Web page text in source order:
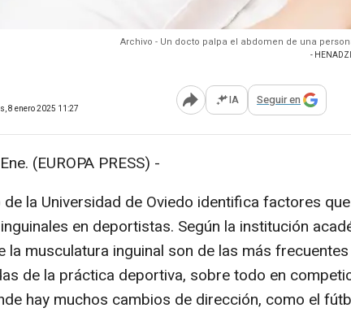
Archivo - Un docto palpa el abdomen de una
-
8 enero 2025 11:27 Abrir opciones para
IA Seguir en
(EUROPA PRESS) -
de la Universidad de Oviedo identifica factores
en deportistas. Según la institución
la musculatura inguinal son de las más
de la práctica deportiva, sobre todo en
hay muchos cambios de dirección, como el